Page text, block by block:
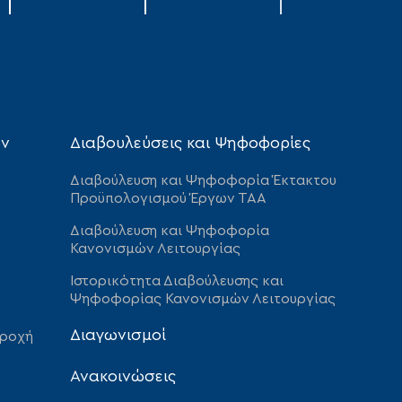
Διαβουλεύσεις και Ψηφοφορίες
Διαβούλευση και Ψηφοφορία Έκτακτου
Προϋπολογισμού Έργων ΤΑΑ
Διαβούλευση και Ψηφοφορία
Κανονισμών Λειτουργίας
Ιστορικότητα Διαβούλευσης και
Ψηφοφορίας Κανονισμών Λειτουργίας
Διαγωνισμοί
Ανακοινώσεις